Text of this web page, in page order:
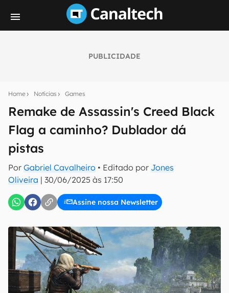
PUBLICIDADE
Home Notícias Games
Remake de Assassin's Creed Black
Flag a caminho? Dublador dá
pistas
Por Gabriel Cavalheiro • Editado por Jones
Oliveira | 30/06/2025 às 17:50
Assine nossa Newsletter
notícias e reviews sobre tecnologia em primeira
E-mail
inscreva-se
Confirmo que li, aceito e concordo com os Termos de
Uso e Política de Privacidade do Canaltech.